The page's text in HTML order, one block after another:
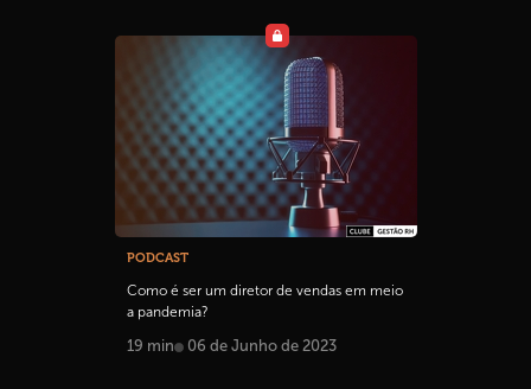
PODCAST
Como é ser um diretor de vendas em meio
a pandemia?
19 min 06 de Junho de 2023